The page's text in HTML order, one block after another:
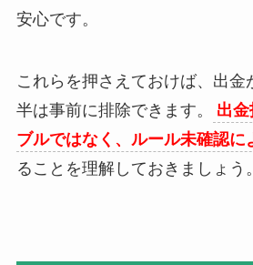
安心です。
これらを押さえておけば、出金
半は事前に排除できます。
出
ブルではなく、ルール未確認に
ることを理解しておきましょう。